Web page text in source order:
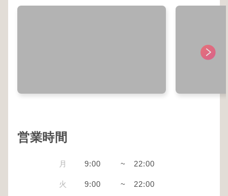
営業時間
月 9:00 ~ 22:00
火 9:00 ~ 22:00